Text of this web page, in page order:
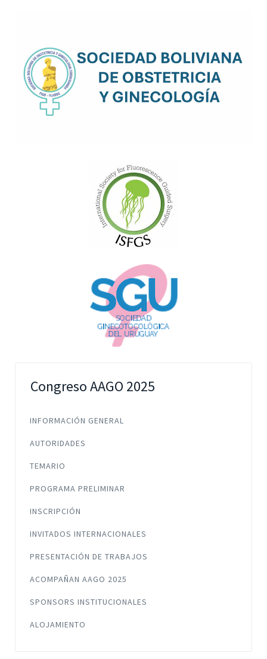
Congreso AAGO 2025
INFORMACIÓN GENERAL
AUTORIDADES
TEMARIO
PROGRAMA PRELIMINAR
INSCRIPCIÓN
INVITADOS INTERNACIONALES
PRESENTACIÓN DE TRABAJOS
ACOMPAÑAN AAGO 2025
SPONSORS INSTITUCIONALES
ALOJAMIENTO